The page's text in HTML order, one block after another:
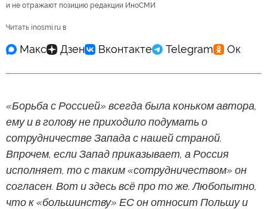
и не отражают позицию редакции ИноСМИ
Читать inosmi.ru в
«Борьба с Россией» всегда была коньком автора,
ему и в голову не приходило подумать о
сотрудничестве Запада с нашей страной.
Впрочем, если Запад приказывает, а Россия
исполняет, то с таким «сотрудничеством» он
согласен. Вот и здесь всё про то же. Любопытно,
что к «большинству» ЕС он относит Польшу и